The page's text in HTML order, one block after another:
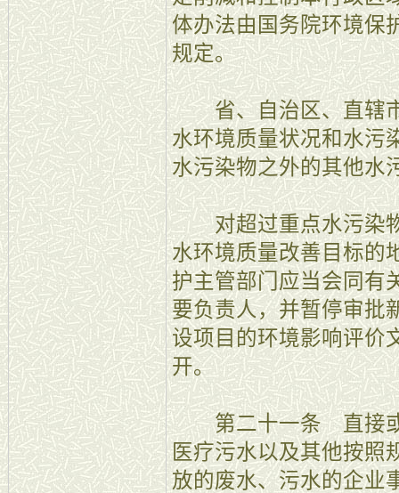
体办法由国务院环境保
规定。
省、自治区、直辖市
水环境质量状况和水污
水污染物之外的其他水
对超过重点水污染物
水环境质量改善目标的
护主管部门应当会同有
要负责人，并暂停审批
设项目的环境影响评价
开。
第二十一条 直接或
医疗污水以及其他按照
放的废水、污水的企业